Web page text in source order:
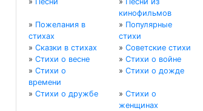
кинофильмов
» Пожелания в
стихах
» Популярные
стихи
» Сказки в стихах » Советские стихи
» Стихи о весне » Стихи о войне
» Стихи о
времени
» Стихи о дожде
» Стихи о дружбе » Стихи о
женщинах